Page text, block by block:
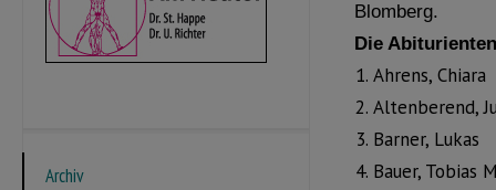
Blomberg.
Die
Ahrens, Chiara
Altenberend,
Barner, Lukas
Bauer, Tobias
Archiv